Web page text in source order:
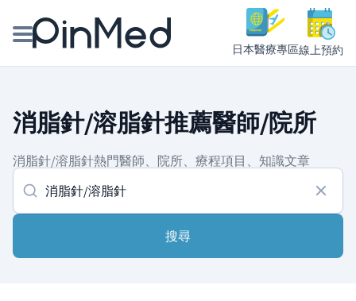
日本醫療專區線上預約
醫師專欄專訪
健康主題館
我是醫療人員
消脂針/溶脂針推薦醫師/院所
消脂針/溶脂針熱門醫師、院所、療程項目、知識文章
搜尋